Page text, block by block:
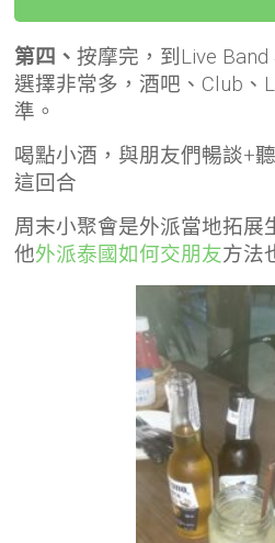
第四、按摩完，到Live
選擇非常多，酒吧、Club、
準。
喝點小酒，與朋友們暢談+
這回合
周末小聚會是外派當地拓展
他外派泰國如何交朋友方法